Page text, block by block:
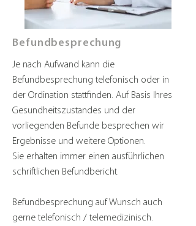
Befundbesprechung
Je nach Aufwand kann die
Befundbesprechung telefonisch oder in
der Ordination stattfinden. Auf Basis Ihres
Gesundheitszustandes und der
vorliegenden Befunde besprechen wir
Ergebnisse und weitere Optionen.
Sie erhalten immer einen ausführlichen
schriftlichen Befundbericht.
Befundbesprechung auf Wunsch auch
gerne telefonisch / telemedizinisch.